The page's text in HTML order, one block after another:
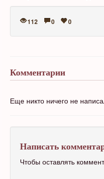
112 0 0
Комментарии
Еще никто ничего не
Написать
Чтобы оставлять